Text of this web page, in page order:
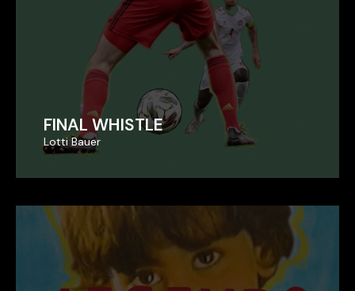
FINAL WHISTLE
Lotti Bauer
FINAL WHISTLE
Lotti Bauer